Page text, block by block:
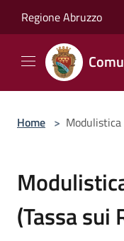
Regione Abruzzo
Home >
(Tassa sui